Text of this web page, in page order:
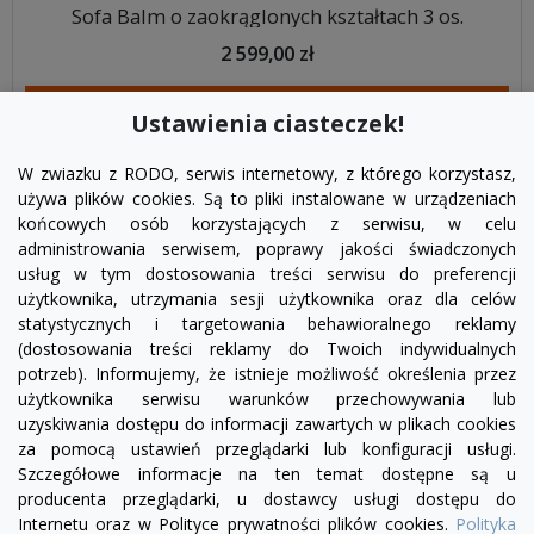
Sofa Balm o zaokrąglonych kształtach 3 os.
2 599,00 zł
FacebookYouTubePinterest
Ustawienia ciasteczek!
W zwiazku z RODO, serwis internetowy, z którego korzystasz,
używa plików cookies. Są to pliki instalowane w urządzeniach
końcowych osób korzystających z serwisu, w celu
administrowania serwisem, poprawy jakości świadczonych
usług w tym dostosowania treści serwisu do preferencji
użytkownika, utrzymania sesji użytkownika oraz dla celów
statystycznych i targetowania behawioralnego reklamy
(dostosowania treści reklamy do Twoich indywidualnych
potrzeb). Informujemy, że istnieje możliwość określenia przez
użytkownika serwisu warunków przechowywania lub
uzyskiwania dostępu do informacji zawartych w plikach cookies
za pomocą ustawień przeglądarki lub konfiguracji usługi.
Szczegółowe informacje na ten temat dostępne są u
producenta przeglądarki, u dostawcy usługi dostępu do
Internetu oraz w Polityce prywatności plików cookies. Polityka
PRODUKTY

INFORMACJE
